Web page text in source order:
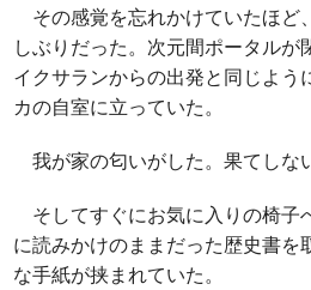
その感覚を忘れかけていたほど
しぶりだった。次元間ポータルが
イクサランからの出発と同じよう
カの自室に立っていた。
我が家の匂いがした。果てしな
そしてすぐにお気に入りの椅子
に読みかけのままだった歴史書を
な手紙が挟まれていた。